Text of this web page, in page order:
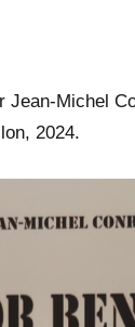
Jean-Michel
2024.